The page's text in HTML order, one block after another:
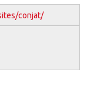
conjat/